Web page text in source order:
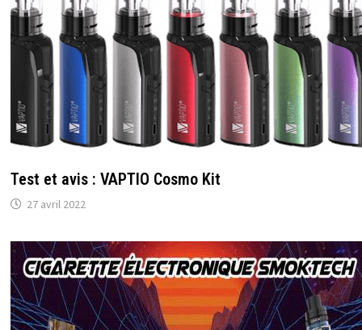
Test et avis : VAPTIO Cosmo Kit
27 avril 2022